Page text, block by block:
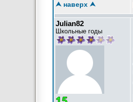
⮝ наверх ⮝
Julian82
Школьные годы